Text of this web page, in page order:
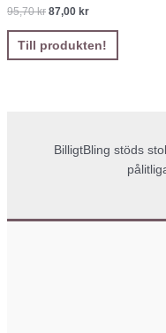
95,70kr 87,00 kr
Till produkten!
BilligtBling stöds